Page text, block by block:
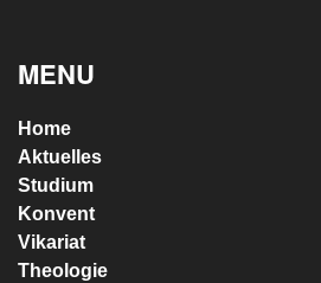
MENU
Home
Aktuelles
Studium
Konvent
Vikariat
Theologie